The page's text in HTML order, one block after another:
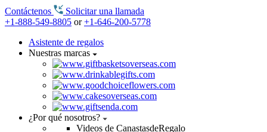
Contáctenos
Solicitar una llamada
+1-888-549-8805 or+1-646-200-5778
Asistente de regalos
Nuestras marcas
¿Por qué nosotros?
Videos de CanastasdeRegalo